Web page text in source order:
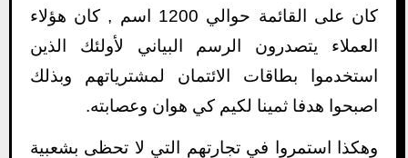
كان على القائمة حوالي 1200 اسم , كان هؤلاء
العملاء يتصدرون الرسم البياني لأولئك الذين
استخدموا بطاقات الائتمان لمشترياتهم وبذلك
اصبحوا هدفا ثمينا لكيم كي هوان وعصابته.
وهكذا استمروا في تجارتهم التي لا تحظى بشعبية